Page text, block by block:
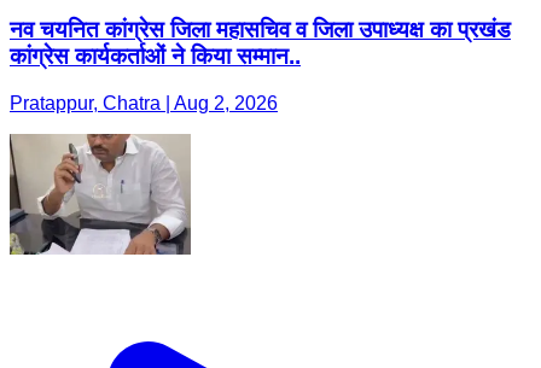
नव चयनित कांग्रेस जिला महासचिव व जिला उपाध्यक्ष का प्रखंड
कांग्रेस कार्यकर्ताओं ने किया सम्मान..
Pratappur, Chatra | Aug 2, 2026